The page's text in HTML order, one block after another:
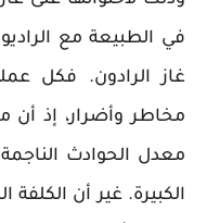
في الطبيعة مع
غاز الرادون. فكل
مخاطر وأضرار، إذ أن
معدل الحوادث
الكبيرة. غير أن الكلفة